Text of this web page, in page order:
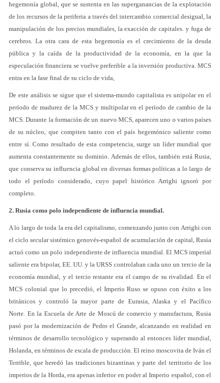
hegemonía global, que se sustenta en las superganancias de la explotación
de los recursos de la periferia a través del intercambio comercial desigual, la
manipulación de los precios mundiales, la exacción de capitales. y fuga de
cerebros. La otra cara de esta hegemonía es el crecimiento de la deuda
pública y la caída de la productividad de la economía, en la que la
especulación financiera se vuelve preferible a la inversión productiva. MCS
entra en la fase final de su ciclo de vida,
De este análisis se sigue que el sistema-mundo capitalista es unipolar en el
período de madurez de la MCS y multipolar en el período de cambio de la
MCS. Durante la formación de un nuevo MCS, aparecen uno o varios países
de su núcleo, que compiten tanto con el país hegemónico saliente como
entre sí. Como resultado de esta competencia, surge un líder mundial que
aumenta constantemente su dominio. Además de ellos, también está Rusia,
que conserva su influencia global en diversas formas políticas a lo largo de
todo el período considerado, cuyo papel histórico Arrighi ignoró por
completo.
2. Rusia como polo independiente de influencia mundial.
A lo largo de toda la era del capitalismo, comenzando junto con Arrighi con
el ciclo secular sistémico genovés-español de acumulación de capital, Rusia
actuó como un polo independiente de influencia mundial. El MCS imperial
saliente era bipolar, EE. UU. y la URSS controlaban cada uno un tercio de la
economía mundial, y el tercio restante era el campo de su rivalidad. En el
MCS colonial que lo precedió, el Imperio Ruso se opuso con éxito a los
británicos y controló la mayor parte de Eurasia, Alaska y el Pacífico
Norte. En la Escuela de Arte de Moscú de comercio y manufactura, Rusia
pasó por la modernización de Pedro el Grande, alcanzando en realidad en
términos de desarrollo tecnológico y superando al entonces líder mundial,
Holanda, en términos de escala de producción. El reino moscovita de Iván el
Terrible, que heredó las tradiciones bizantinas y parte del territorio de los
imperios de la Horda, era apenas inferior en poder al Imperio español, con el